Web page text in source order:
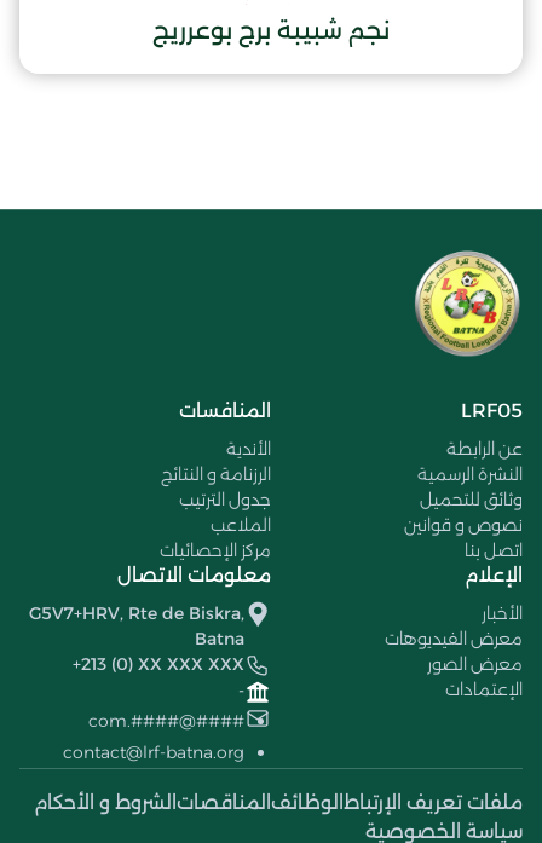
نجم شبيبة برج بوعرريج
LRF05
عن الرابطة
النشرة الرسمية
وثائق للتحميل
نصوص و قوانين
اتصل بنا
المنافسات
الأندية
الرزنامة و النتائج
جدول الترتيب
الملاعب
مركز الإحصائيات
الإعلام
الأخبار
معرض الفيديوهات
معرض الصور
الإعتمادات
معلومات الاتصال
G5V7+HRV, Rte de Biskra,
Batna
+213 (0) XX XXX XXX
-
####@####.com
contact@lrf-batna.org
ملفات تعريف الإرتباط الوظائف المناقصات الشروط و الأحكام
سياسة الخصوصية